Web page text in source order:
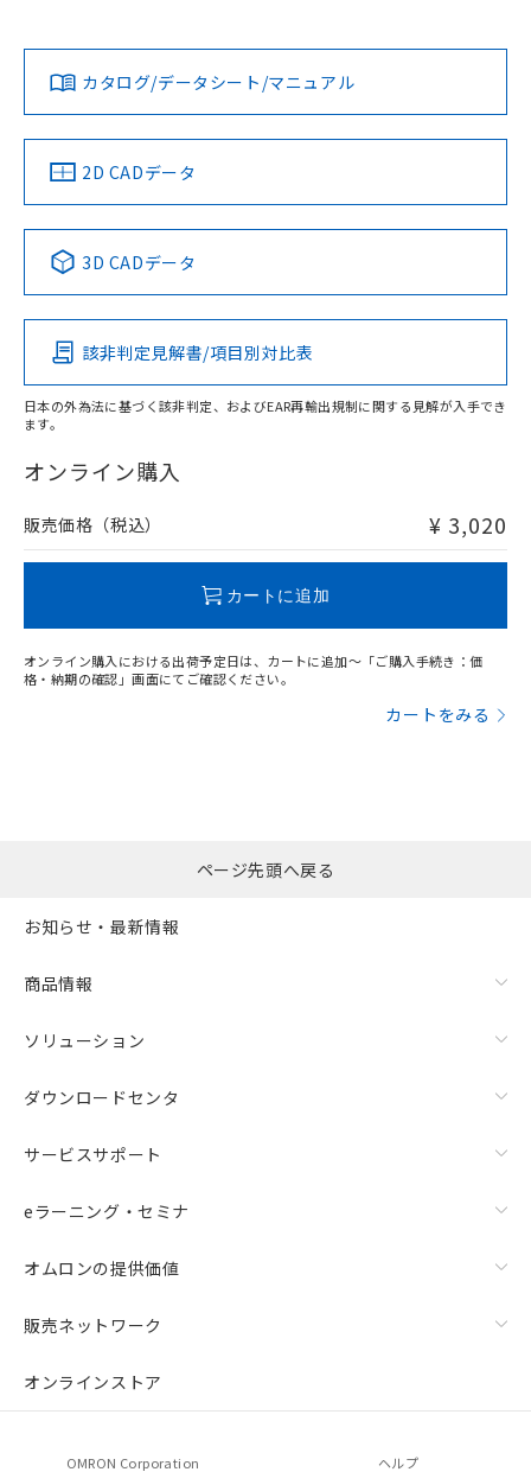
ダウンロードデータをご利用いただく前に、以下を必ずお読
みください。
ソフトウェアの使用条件
対応済み
中国 RoHS 注意事項・凡例
Pb Hg Cd Cr(VI)
O
在庫等で未対応品が混在する可能性があります。
問い合わせください。
カタログ/データシート/マニュアル
2D CADデータ
3D CADデータ
該非判定見解書/項目別対比表
日本の外為法に基づく該非判定、およびEAR再輸出規制に関する見解が入手でき
ます。
オンライン購入
販売価格（税込） ¥ 3,020
カートに追加
オンライン購入における出荷予定日は、カートに追加～「ご購入手続き：価
格・納期の確認」画面にてご確認ください。
カートをみる
ページ先頭へ戻る
お知らせ・最新情報
商品情報
ソリューション
ダウンロードセンタ
サービスサポート
eラーニング・セミナ
オムロンの提供価値
販売ネットワーク
オンラインストア
OMRON Corporation ヘルプ